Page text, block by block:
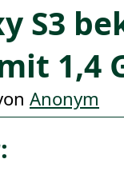
S3
1,4
Anonym